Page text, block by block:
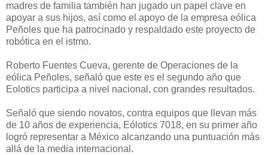
madres de familia también han jugado un papel clave en
apoyar a sus hijos, así como el apoyo de la empresa eólica
Peñoles que ha patrocinado y respaldado este proyecto de
robótica en el istmo.
Roberto Fuentes Cueva, gerente de Operaciones de la
eólica Peñoles, señaló que este es el segundo año que
Eolotics participa a nivel nacional, con grandes resultados.
Señaló que siendo novatos, contra equipos que llevan más
de 10 años de experiencia, Eólotics 7018, en su primer año
logró representar a México alcanzando una puntuación más
allá de la media internacional.